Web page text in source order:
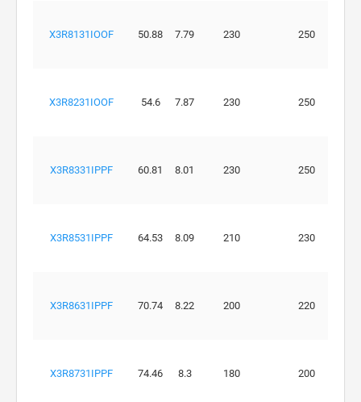
X3R8131IOOF 50.88 7.79 230 250
X3R8231IOOF 54.6 7.87 230 250
X3R8331IPPF 60.81 8.01 230 250
X3R8531IPPF 64.53 8.09 210 230
X3R8631IPPF 70.74 8.22 200 220
X3R8731IPPF 74.46 8.3 180 200